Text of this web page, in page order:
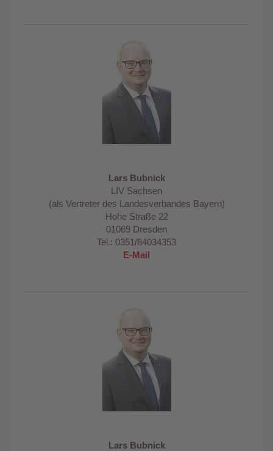
Lars Bubnick
LIV Sachsen
(als Vertreter des Landesverbandes Bayern)
Hohe Straße 22
01069 Dresden
Tel.: 0351/84034353
E-Mail
Lars Bubnick